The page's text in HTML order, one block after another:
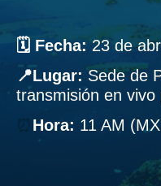
🗓 Fecha: 23 de
📍Lugar: Sede de
transmisión en
⏰ Hora: 11 AM